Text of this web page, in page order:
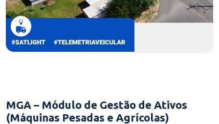
MGA – Módulo de Gestão de Ativos
(Máquinas Pesadas e Agrícolas)